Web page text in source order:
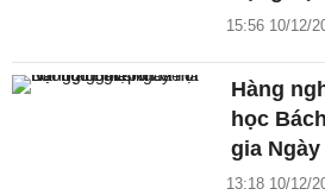
15:56 10/12/
Hàng
học
gia
13:18 10/12/